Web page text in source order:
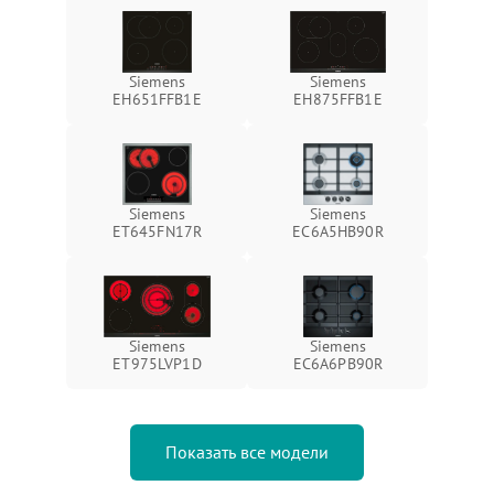
Siemens
EH651FFB1E
Siemens
EH875FFB1E
Siemens
ET645FN17R
Siemens
EC6A5HB90R
Siemens
ET975LVP1D
Siemens
EC6A6PB90R
Показать все модели